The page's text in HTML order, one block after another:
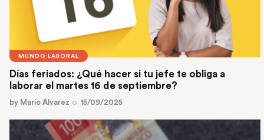
MUNDO LABORAL
Días feriados: ¿Qué hacer si tu jefe te obliga a
laborar el martes 16 de septiembre?
by Mario Álvarez 15/09/2025